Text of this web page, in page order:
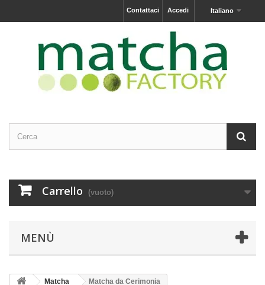
Italiano
Accedi
Contattaci
Carrello (vuoto)
MENÙ
Matcha Matcha da Cerimonia